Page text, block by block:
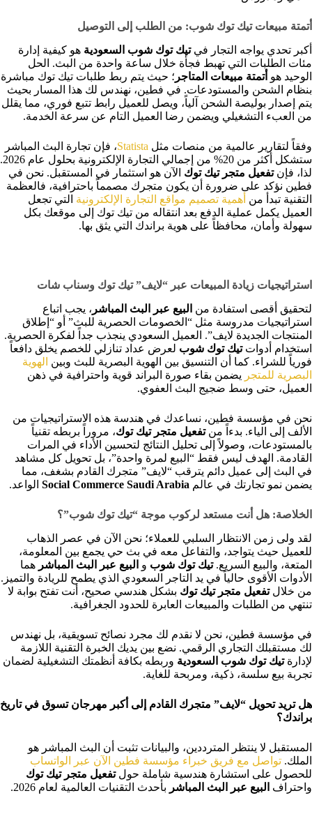
أتمتة مبيعات تيك توك شوب: من الطلب إلى التوصيل
أكبر تحدي يواجه التجار فيتيك توك شوب السعودية هو كيفية إدارة
مئات الطلبات التي تهبط فجأة خلال ساعة واحدة من البث. الحل
الوحيد هو أتمتة مبيعات المتاجر ؛ حيث يتم ربط طلبات تيك توك مباشرة
بنظام الشحن والمستودعات. في فطين، نهندس لك هذا المسار بحيث
يتم إصدار بوليصة الشحن آلياً، ويصل للعميل رابط تتبع فوري، مما يقلل
من العبء التشغيلي ويضمن رضا العميل التام عن سرعة الخدمة.
وفقاً لتقارير عالمية من منصات مثل Statista، فإن تجارة البث المباشر
ستشكل أكثر من 20% من إجمالي التجارة الإلكترونية بحلول عام 2026.
لذا، فإنتفعيل متجر تيك توك الآن هو استثمار في المستقبل. نحن في
فطين نؤكد على ضرورة أن يكون متجرك مصمماً باحترافية، فالعظمة
التقنية تبدأ من أهمية تصميم مواقع التجارة الإلكترونية التي تجعل
العميل يكمل عملية الدفع بعد انتقاله من تيك توك إلى موقعك بكل
سهولة وأمان، محافظاً على هوية براندك التي يثق بها.
استراتيجيات زيادة المبيعات عبر “لايف” تيك توك وسناب شات
لتحقيق أقصى استفادة من البيع عبر البث المباشر ، يجب اتباع
استراتيجيات مدروسة مثل “الخصومات الحصرية للبث” أو “إطلاق
المنتجات الجديدة لايف”. العميل السعودي ينجذب جداً لفكرة الحصرية.
استخدام أدواتتيك توك شوب لعرض عداد تنازلي للخصم يخلق دافعاً
فورياً للشراء. كما أن التنسيق بين الهوية البصرية للبث وبين الهوية
البصرية للمتجر يضمن بقاء صورة البراند قوية واحترافية في ذهن
العميل، حتى وسط ضجيج البث العفوي.
نحن في مؤسسة فطين، نساعدك في هندسة هذه الاستراتيجيات من
الألف إلى الياء. بدءاً منتفعيل متجر تيك توك، مروراً بربطه تقنياً
بالمستودعات، وصولاً إلى تحليل النتائج لتحسين الأداء في المرات
القادمة. الهدف ليس فقط “البيع لمرة واحدة”، بل تحويل كل مشاهد
في البث إلى عميل دائم يترقب “لايف” متجرك القادم بشغف، مما
يضمن نمو تجارتك في عالم Social Commerce Saudi Arabia الواعد.
الخلاصة: هل أنت مستعد لركوب موجة “تيك توك شوب”؟
لقد ولى زمن الانتظار السلبي للعملاء؛ نحن الآن في عصر الذهاب
للعميل حيث يتواجد، والتفاعل معه في بث حي يجمع بين المعلومة،
المتعة، والبيع السريع.تيك توك شوب و البيع عبر البث المباشر هما
الأدوات الأقوى حالياً في يد التاجر السعودي الذي يطمح للريادة والتميز.
من خلالتفعيل متجر تيك توك بشكل هندسي صحيح، أنت تفتح بوابة لا
تنتهي من الطلبات والمبيعات العابرة للحدود الجغرافية.
في مؤسسة فطين، نحن لا نقدم لك مجرد نصائح تسويقية، بل نهندس
لك مستقبلك التجاري الرقمي. نضع بين يديك الخبرة التقنية اللازمة
لإدارةتيك توك شوب السعودية وربطه بكافة أنظمتك التشغيلية لضمان
تجربة بيع سلسة، ذكية، ومربحة للغاية.
هل تريد تحويل “لايف” متجرك القادم إلى أكبر مهرجان تسوق في تاريخ
براندك؟
المستقبل لا ينتظر المترددين، والبيانات تثبت أن البث المباشر هو
الملك. تواصل مع فريق خبراء مؤسسة فطين الآن عبر الواتساب
للحصول على استشارة هندسية شاملة حولتفعيل متجر تيك توك
واحتراف البيع عبر البث المباشر بأحدث التقنيات العالمية لعام 2026.